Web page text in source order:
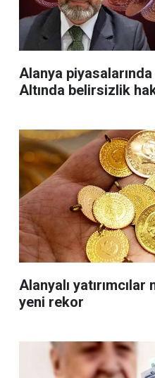
Alanya
Altında belirsizlik
Alanyalı yatırımcılar
yeni rekor